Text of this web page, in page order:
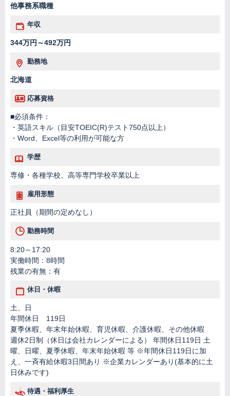
他事務系職種
年収
344万円～492万円
勤務地
北海道
応募資格
■必須条件：
・英語スキル（目安TOEIC(R)テスト750点以上）
・Word、Excel等の利用が可能な方
学歴
専修・各種学校、高等専門学校卒業以上
雇用形態
正社員（期間の定めなし）
勤務時間
8:20～17:20
実働時間：8時間
残業の有無：有
休日・休暇
土、日
年間休日 119日
夏季休暇、年末年始休暇、育児休暇、介護休暇、その他休暇
週休2日制（休日は会社カレンダーによる） 年間休日119日 土
曜、日曜、夏季休暇、年末年始休暇 等 ※年間休日119日に加
え、一斉有給休暇3日間あり ※企業カレンダーあり(基本的に土
日休みです)
待遇・福利厚生